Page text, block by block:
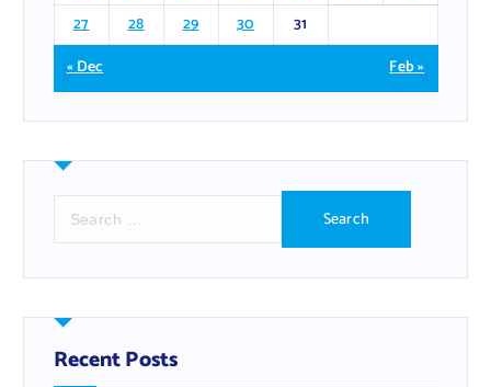
27
28 29 30
31
« Dec
Feb »
r
h
f
oRecent Posts